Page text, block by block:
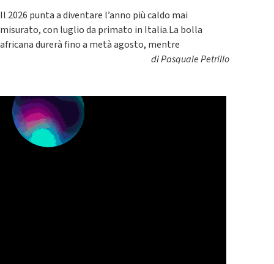
Il 2026 punta a diventare l’anno più caldo mai
misurato, con luglio da primato in Italia.La bolla
africana durerà fino a metà agosto, mentre
diPasquale Petrillo